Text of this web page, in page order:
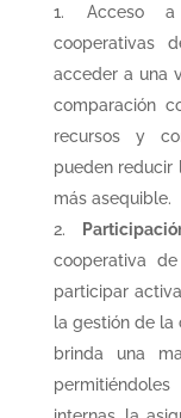
Acceso
cooperativas
acceder a una
comparación
recursos y
pueden reducir
más asequible.
cooperativa
participar
la gestión de la
brinda una